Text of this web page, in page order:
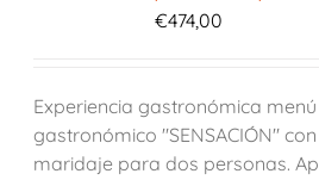
€474,00
Experiencia gastronómica menú
gastronómico "SENSACIÓN" con
maridaje para dos personas.